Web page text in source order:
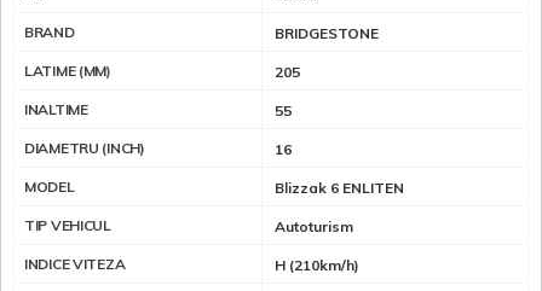
BRAND BRIDGESTONE
LATIME (MM) 205
INALTIME 55
DIAMETRU (INCH) 16
MODEL Blizzak 6 ENLITEN
TIP VEHICUL Autoturism
INDICE VITEZA H (210km/h)